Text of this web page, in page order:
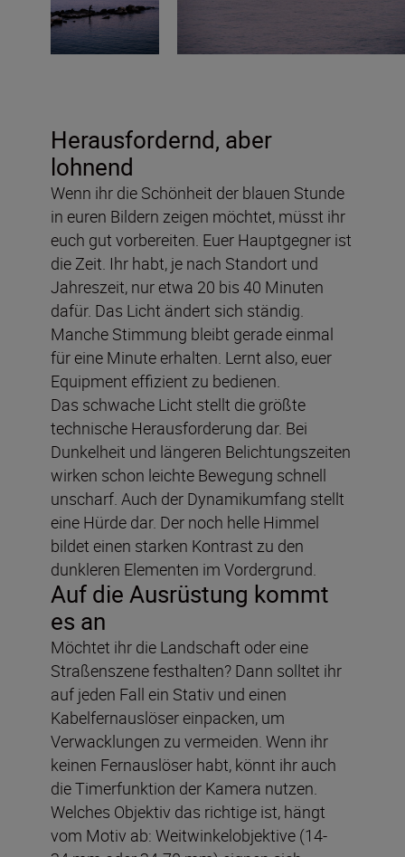
Herausfordernd, aber
lohnend
Wenn ihr die Schönheit der blauen Stunde
in euren Bildern zeigen möchtet, müsst ihr
euch gut vorbereiten. Euer Hauptgegner ist
die Zeit. Ihr habt, je nach Standort und
Jahreszeit, nur etwa 20 bis 40 Minuten
dafür. Das Licht ändert sich ständig.
Manche Stimmung bleibt gerade einmal
für eine Minute erhalten. Lernt also, euer
Equipment effizient zu bedienen.
Das schwache Licht stellt die größte
technische Herausforderung dar. Bei
Dunkelheit und längeren Belichtungszeiten
wirken schon leichte Bewegung schnell
unscharf. Auch der Dynamikumfang stellt
eine Hürde dar. Der noch helle Himmel
bildet einen starken Kontrast zu den
dunkleren Elementen im Vordergrund.
Auf die Ausrüstung kommt
es an
Möchtet ihr die Landschaft oder eine
Straßenszene festhalten? Dann solltet ihr
auf jeden Fall ein Stativ und einen
Kabelfernauslöser einpacken, um
Verwacklungen zu vermeiden. Wenn ihr
keinen Fernauslöser habt, könnt ihr auch
die Timerfunktion der Kamera nutzen.
Welches Objektiv das richtige ist, hängt
vom Motiv ab: Weitwinkelobjektive (14-